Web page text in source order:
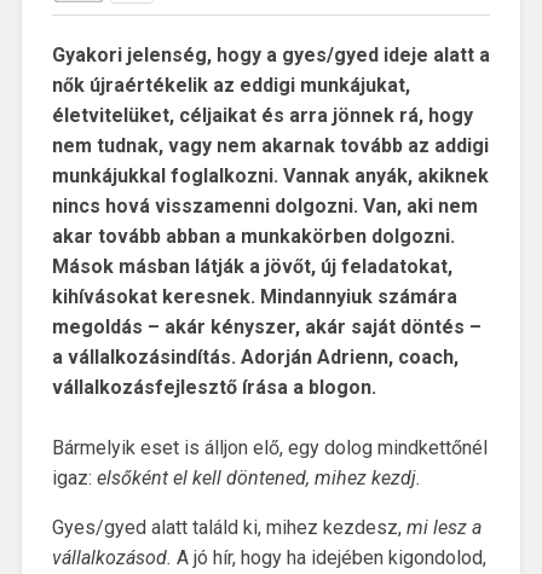
Gyakori jelenség, hogy a gyes/gyed ideje alatt a
nők újraértékelik az eddigi munkájukat,
életvitelüket, céljaikat és arra jönnek rá, hogy
nem tudnak, vagy nem akarnak tovább az addigi
munkájukkal foglalkozni. Vannak anyák, akiknek
nincs hová visszamenni dolgozni. Van, aki nem
akar tovább abban a munkakörben dolgozni.
Mások másban látják a jövőt, új feladatokat,
kihívásokat keresnek. Mindannyiuk számára
megoldás – akár kényszer, akár saját döntés –
a vállalkozásindítás. Adorján Adrienn, coach,
vállalkozásfejlesztő írása a blogon.
Bármelyik eset is álljon elő, egy dolog mindkettőnél
igaz: elsőként el kell döntened, mihez kezdj.
Gyes/gyed alatt találd ki, mihez kezdesz, mi lesz a
vállalkozásod. A jó hír, hogy ha idejében kigondolod,